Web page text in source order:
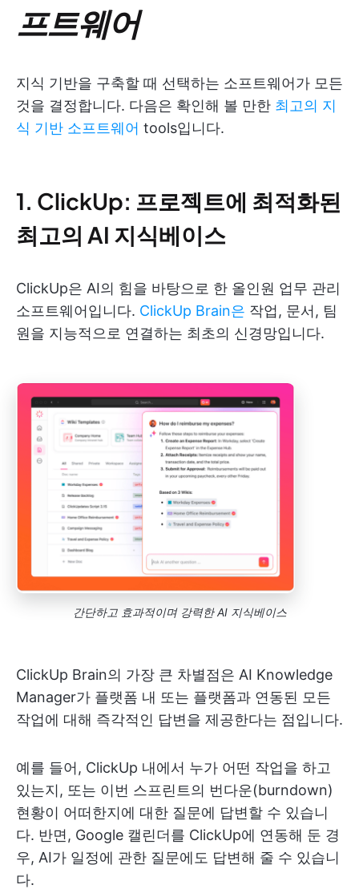
프트웨어
지식 기반을 구축할 때 선택하는 소프트웨어가 모든
것을 결정합니다. 다음은 확인해 볼 만한 최고의 지
식 기반 소프트웨어 tools입니다.
1. ClickUp: 프로젝트에 최적화된
최고의 AI 지식베이스
ClickUp은 AI의 힘을 바탕으로 한 올인원 업무 관리
소프트웨어입니다. ClickUp Brain은 작업, 문서, 팀
원을 지능적으로 연결하는 최초의 신경망입니다.
간단하고 효과적이며 강력한 AI 지식베이스
ClickUp Brain의 가장 큰 차별점은 AI Knowledge
Manager가 플랫폼 내 또는 플랫폼과 연동된 모든
작업에 대해 즉각적인 답변을 제공한다는 점입니다.
예를 들어, ClickUp 내에서 누가 어떤 작업을 하고
있는지, 또는 이번 스프린트의 번다운(burndown)
현황이 어떠한지에 대한 질문에 답변할 수 있습니
다. 반면, Google 캘린더를 ClickUp에 연동해 둔 경
우, AI가 일정에 관한 질문에도 답변해 줄 수 있습니
다.